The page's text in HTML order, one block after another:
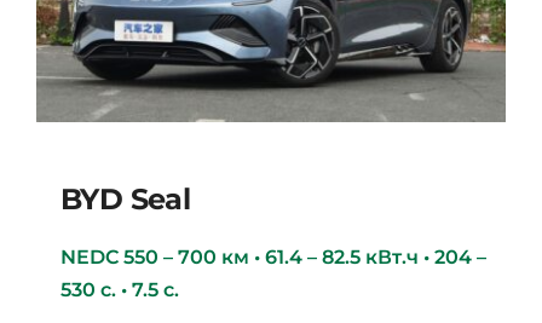
BYD Seal
NEDC 550 – 700 км • 61.4 – 82.5 кВт.ч • 204 –
530 с. • 7.5 с.